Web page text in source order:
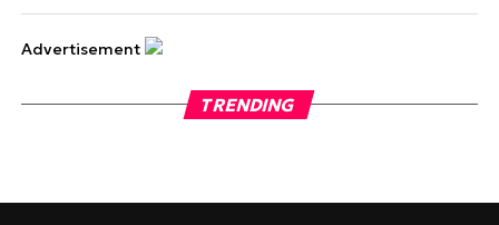
Advertisement
TRENDING